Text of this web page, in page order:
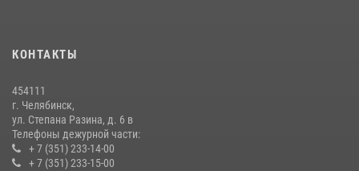
08 июля 2026, 12:05
КОНТАКТЫ
454111
г. Челябинск,
ул. Степана Разина, д. 6 в
Телефоны дежурной части:
+ 7 (351) 233-14-00
+ 7 (351) 233-15-00